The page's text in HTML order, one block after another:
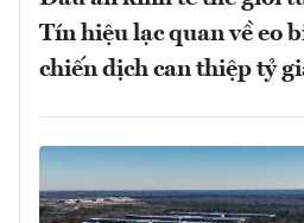
Tín hiệu lạc quan về eo
chiến dịch can thiệp tỷ